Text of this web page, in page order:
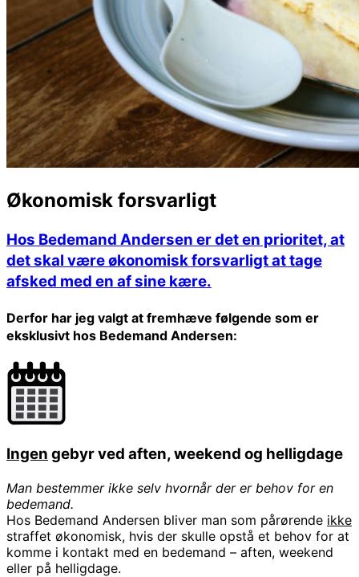
Økonomisk forsvarligt
Hos Bedemand Andersen er det en prioritet, at
det skal være økonomisk forsvarligt at tage
afsked med en af sine kære.
Derfor har jeg valgt at fremhæve følgende som er
eksklusivt hos Bedemand Andersen:
Ingen gebyr ved aften, weekend og helligdage
Man bestemmer ikke selv hvornår der er behov for en
bedemand.
Hos Bedemand Andersen bliver man som pårørende ikke
straffet økonomisk, hvis der skulle opstå et behov for at
komme i kontakt med en bedemand – aften, weekend
eller på helligdage.